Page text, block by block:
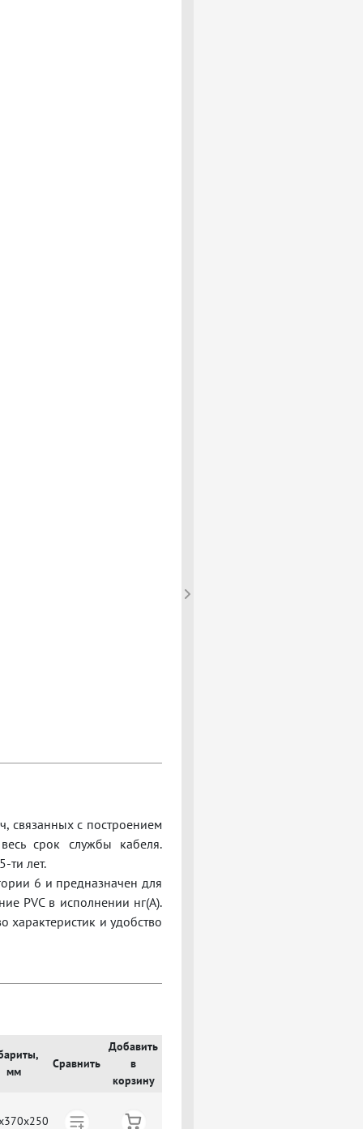
связанных с построением
срок службы кабеля.
ти лет.
6 и предназначен для
PVC в исполнении нг(A).
характеристик и удобство
мм
Сравнить
Добавить
в
корзину